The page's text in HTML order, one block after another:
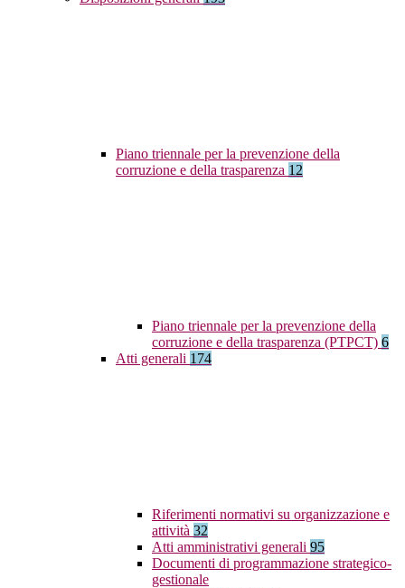
Piano triennale per la prevenzione della
corruzione e della trasparenza 12
Piano triennale per la prevenzione della
corruzione e della trasparenza (PTPCT) 6
Atti generali 174
Riferimenti normativi su organizzazione e
attività 32
Atti amministrativi generali 95
Documenti di programmazione strategico-
gestionale